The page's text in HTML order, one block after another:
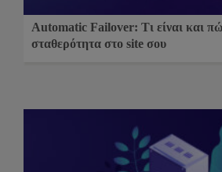
Automatic Failover: Τι είναι και
σταθερότητα στο site σου